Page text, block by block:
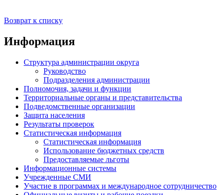
Возврат к списку
Информация
Структура администрации округа
Руководство
Подразделения администрации
Полномочия, задачи и функции
Территориальные органы и представительства
Подведомственные организации
Защита населения
Результаты проверок
Статистическая информация
Статистическая информация
Использование бюджетных средств
Предоставляемые льготы
Информационные системы
Учрежденные СМИ
Участие в программах и международное сотрудничество